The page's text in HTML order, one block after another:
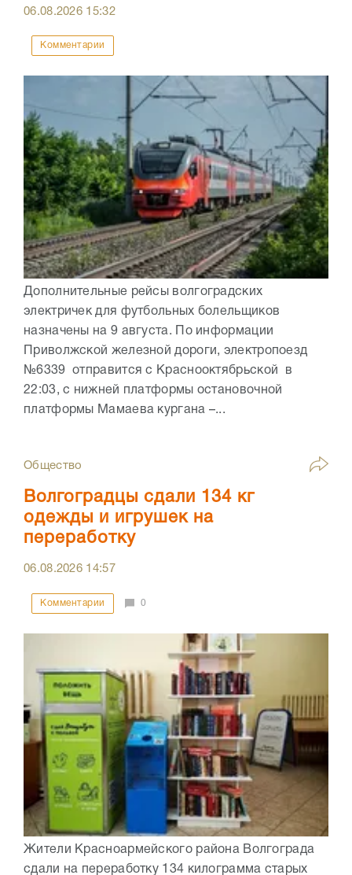
06.08.2026 15:32
Комментарии
Дополнительные рейсы волгоградских
электричек для футбольных болельщиков
назначены на 9 августа. По информации
Приволжской железной дороги, электропоезд
№6339 отправится с Краснооктябрьской в
22:03, с нижней платформы остановочной
платформы Мамаева кургана –...
Общество
Волгоградцы сдали 134 кг
одежды и игрушек на
переработку
06.08.2026 14:57
Комментарии 0
Жители Красноармейского района Волгограда
сдали на переработку 134 килограмма старых